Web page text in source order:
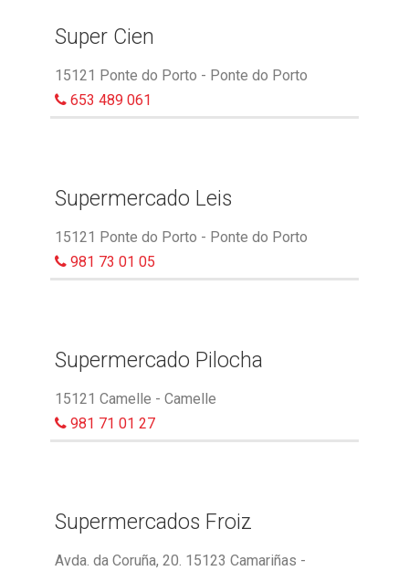
Super Cien
15121 Ponte do Porto - Ponte do Porto
653 489 061
Supermercado Leis
15121 Ponte do Porto - Ponte do Porto
981 73 01 05
Supermercado Pilocha
15121 Camelle - Camelle
981 71 01 27
Supermercados Froiz
Avda. da Coruña, 20. 15123 Camariñas -